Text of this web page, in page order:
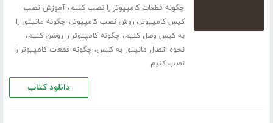
چگونه قطعات کامپیوتر را نصب کنیم،آموزش نصب
کیس کامپیوتر،روش نصب کامپیوتر، چگونه مانیتور را
به کیس وصل کنیم، چگونه کامپیوتر را روشن کنیم،
نحوه اتصال مانیتور به کیس، چگونه قطعات کامپیوتر را
نصب کنیم
دانلود کتاب